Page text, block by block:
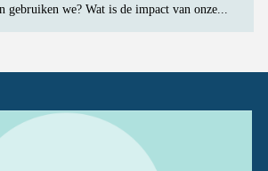
gebruiken we? Wat is de impact van onze...